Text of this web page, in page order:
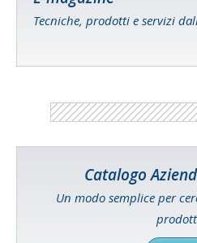
Tecniche, prodotti e servizi
Catalogo
Un modo semplice per